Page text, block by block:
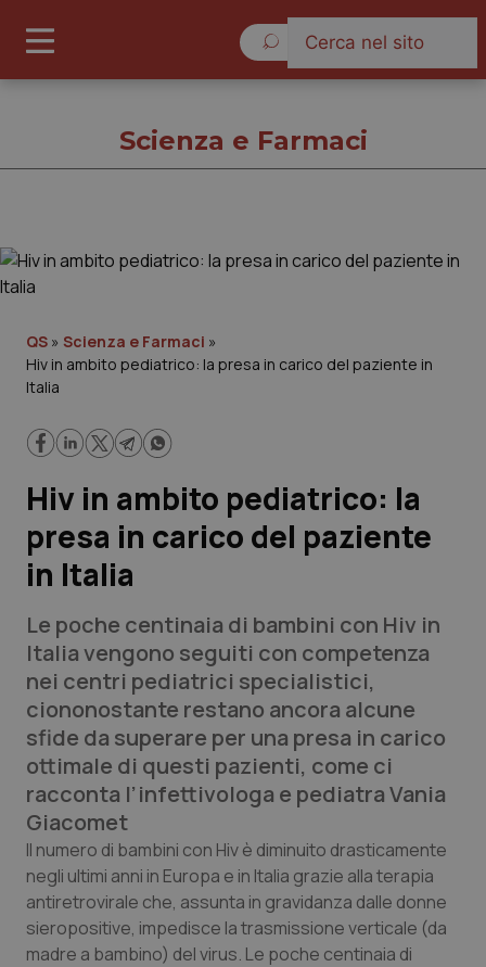
Governo e Parlamento
Regioni e Asl
Lavoro e Professioni
Scienza e Farmaci
Studi e Analisi
Lettere al direttore
Edizioni Regionali
QS Pro
Professionisti Sanitari.AI
Abruzzo
Basilicata
QS Pro Gold
Artrite & artrosi
QS Club Newsletter
Scienza e Farmaci
QS » Scienza e Farmaci »
Hiv in ambito pediatrico: la presa in carico del paziente in
Italia
Hiv in ambito pediatrico: la
presa in carico del paziente
in Italia
Le poche centinaia di bambini con Hiv in
Italia vengono seguiti con competenza
nei centri pediatrici specialistici,
ciononostante restano ancora alcune
sfide da superare per una presa in carico
ottimale di questi pazienti, come ci
racconta l’infettivologa e pediatra Vania
Giacomet
Il numero di bambini con Hiv è diminuito drasticamente
negli ultimi anni in Europa e in Italia grazie alla terapia
antiretrovirale che, assunta in gravidanza dalle donne
sieropositive, impedisce la trasmissione verticale (da
madre a bambino) del virus. Le poche centinaia di